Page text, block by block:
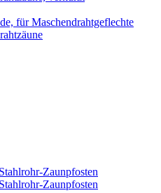
für Maschendrahtgeflechte
Zaunpfosten
Zaunpfosten